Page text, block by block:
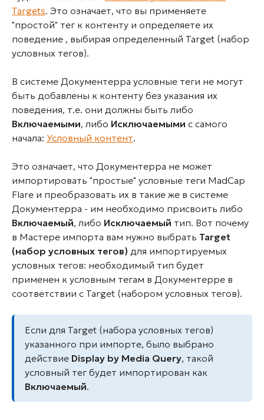
Targets. Это означает, что вы применяете
"простой" тег к контенту и определяете их
поведение , выбирая определенный Target (набор
условных тегов).
В системе Документерра условные теги не могут
быть добавлены к контенту без указания их
поведения, т.е. они должны быть либо
Включаемыми, либо Исключаемыми с самого
начала: Условный контент.
Это означает, что Документерра не может
импортировать "простые" условные теги MadCap
Flare и преобразовать их в такие же в системе
Документерра - им необходимо присвоить либо
Включаемый, либо Исключаемый тип. Вот почему
в Мастере импорта вам нужно выбрать Target
(набор условных тегов) для импортируемых
условных тегов: необходимый тип будет
применен к условным тегам в Документерре в
соответствии с Target (набором условных тегов).
Если для Target (набора условных тегов)
указанного при импорте, было выбрано
действие Display by Media Query, такой
условный тег будет импортирован как
Включаемый.